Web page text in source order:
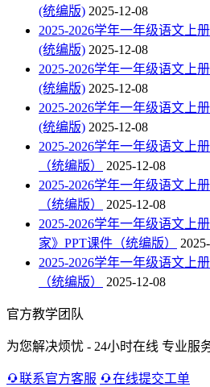
(统编版) 2025-12-08
2025-2026学年一年级语文上
(统编版) 2025-12-08
2025-2026学年一年级语文上
(统编版) 2025-12-08
2025-2026学年一年级语文上
(统编版) 2025-12-08
2025-2026学年一年级语文上
（统编版）
2025-12-08
2025-2026学年一年级语文上
（统编版）
2025-12-08
2025-2026学年一年级语文上
家》PPT课件（统编版）
2025-2026学年一年级语文上
（统编版）
2025-12-08
官方教学团队
为您解决烦忧 - 24小时在线 专业服
联系官方客服
在线提交工单